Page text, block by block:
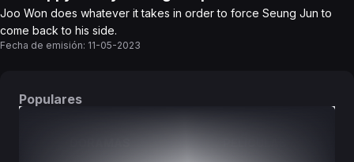
Joo Won does whatever it takes in order to force Seung Jun to
come back to his side.
Fecha de emisión: 11-05-2023
Populares